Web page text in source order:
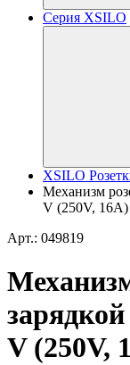
Серия XSILO
XSILO
Механизм
V (250V,
Арт.: 049819
V (250V,